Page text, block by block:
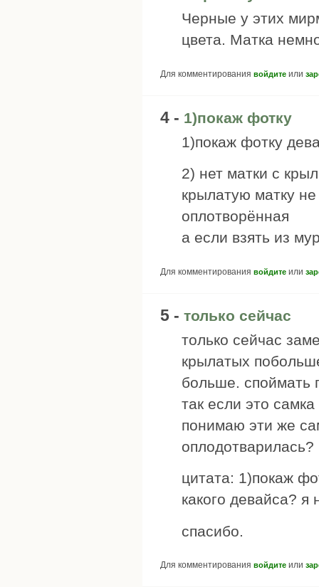
Черные у этих
цвета. Матка
Для комментирования войдите или
4 - 1)покаж фотку
1)покаж фотку
2) нет матки с
крылатую матку
оплотворённая
а если взять из
Для комментирования войдите или
5 - только сейчас
только сейчас
крылатых
больше. споймать
так если это
понимаю эти же
цитата: 1)покаж
какого девайса? я
спасибо.
Для комментирования войдите или